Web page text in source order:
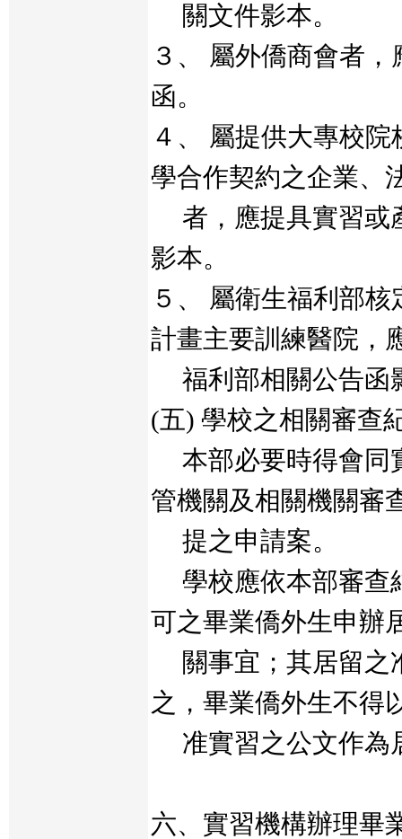
關文件影本。
３、 屬外僑商會者
函。
４、 屬提供大專校
學合作契約之企業、
者，應提具實習或
影本。
５、 屬衛生福利部
計畫主要訓練醫院，
福利部相關公告函
(五) 學校之相關審查
本部必要時得會同
管機關及相關機關審
提之申請案。
學校應依本部審查
可之畢業僑外生申辦
關事宜；其居留之
之，畢業僑外生不得
准實習之公文作為
六、實習機構辦理畢